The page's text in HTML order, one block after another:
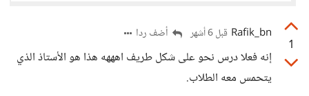
1
Rafik_bn قبل 6 أشهر أضف ردا
إنه فعلا درس نحو على شكل طريف اهههه هذا هو الأستاذ الذي
يتحمس معه الطلاب.